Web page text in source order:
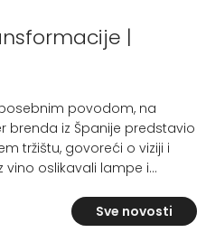
|
povodom, na
brenda iz Španije predstavio
tržištu, govoreći o viziji i
oslikavali lampe i...
Sve novosti